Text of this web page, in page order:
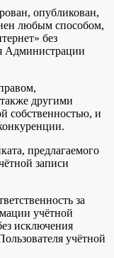
опубликован,
любым способом,
без
Администрации
другими
собственностью, и
предлагаемого
записи
за
учётной
исключения
учётной